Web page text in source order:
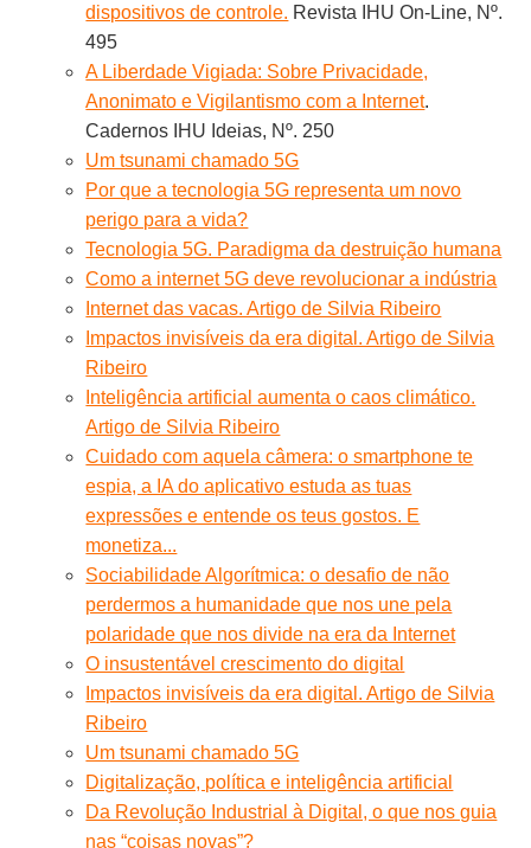
dispositivos de controle. Revista IHU On-Line, Nº.
495
A Liberdade Vigiada: Sobre Privacidade,
Anonimato e Vigilantismo com a Internet.
Cadernos IHU Ideias, Nº. 250
Um tsunami chamado 5G
Por que a tecnologia 5G representa um novo
perigo para a vida?
Tecnologia 5G. Paradigma da destruição humana
Como a internet 5G deve revolucionar a indústria
Internet das vacas. Artigo de Silvia Ribeiro
Impactos invisíveis da era digital. Artigo de Silvia
Ribeiro
Inteligência artificial aumenta o caos climático.
Artigo de Silvia Ribeiro
Cuidado com aquela câmera: o smartphone te
espia, a IA do aplicativo estuda as tuas
expressões e entende os teus gostos. E
monetiza...
Sociabilidade Algorítmica: o desafio de não
perdermos a humanidade que nos une pela
polaridade que nos divide na era da Internet
O insustentável crescimento do digital
Impactos invisíveis da era digital. Artigo de Silvia
Ribeiro
Um tsunami chamado 5G
Digitalização, política e inteligência artificial
Da Revolução Industrial à Digital, o que nos guia
nas “coisas novas”?